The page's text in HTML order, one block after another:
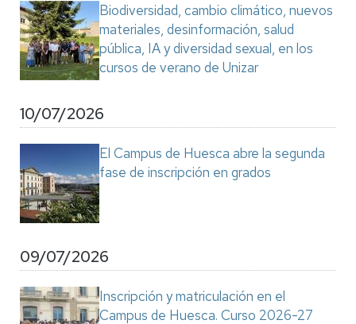
Biodiversidad, cambio climático, nuevos
materiales, desinformación, salud
pública, IA y diversidad sexual, en los
cursos de verano de Unizar
10/07/2026
El Campus de Huesca abre la segunda
fase de inscripción en grados
09/07/2026
Inscripción y matriculación en el
Campus de Huesca. Curso 2026-27